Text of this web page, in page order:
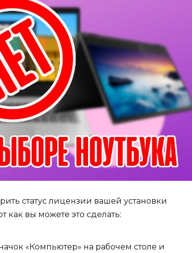
статус лицензии вашей установки
как вы можете это сделать:
«Компьютер» на рабочем столе и